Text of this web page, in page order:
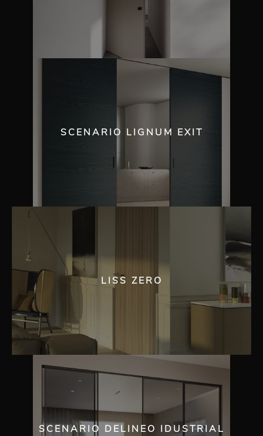
SCENARIO LIGNUM EXIT
LISS ZERO
SCENARIO DELINEO IDUSTRIAL